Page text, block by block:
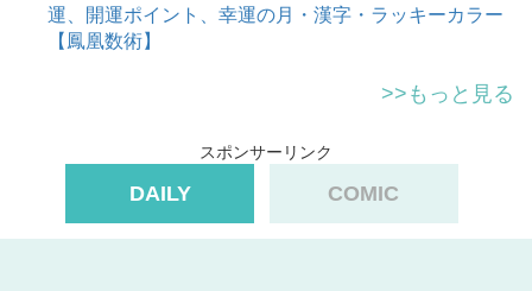
運、開運ポイント、幸運の月・漢字・ラッキーカラー
【鳳凰数術】
>>もっと見る
スポンサーリンク
DAILY COMIC